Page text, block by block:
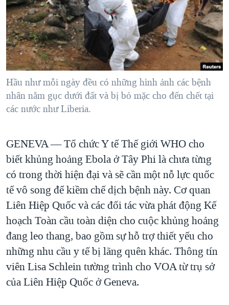
"Tìm"NGƯỜI VIỆT HẢI NGOẠI
ĐỜI SỐNG
KINH TẾ
KHOA HỌC
SỨC KHOẺ
VĂN HOÁ
GIÁO DỤC
TẠI
HÀNH TRÌNH BẦU CỬ 2024
MỘT NĂM CHIẾN TRANH TẠI DẢI GAZA
GIẢI MÃ VÀNH ĐAI & CON ĐƯỜNG
TRỊNH VĨNH BÌNH - NGƯỜI HẠ 'BÊN THẮNG CUỘC'
GROUND ZERO – XƯA VÀ NAY
CÁC GIÁ TRỊ CỘNG HÒA Ở VIỆT NAM
THƯỢNG ĐỈNH TRUMP-KIM TẠI VIỆT NAM
TRỊNH VĨNH BÌNH VS. CHÍNH PHỦ VIỆT NAM
NGƯ DÂN VIỆT VÀ LÀN SÓNG TRỘM HẢI SÂM
BÊN KIA QUỐC LỘ: TIẾNG VỌNG TỪ NÔNG THÔN MỸ
QUAN HỆ VIỆT MỸ
VIDEO
NGHE
MẠNG XÃ HỘI
Ngôn ngữ khác
Hầu như mỗi ngày đều có những hình ảnh các bệnh
nhân nằm gục dưới đất và bị bỏ mặc cho đến chết tại
các nước như Liberia.
GENEVA —Tổ chức Y tế Thế giới WHO cho
biết khủng hoảng Ebola ở Tây Phi là chưa từng
có trong thời hiện đại và sẽ cần một nỗ lực quốc
tế vô song để kiềm chế dịch bệnh này. Cơ quan
Liên Hiệp Quốc và các đối tác vừa phát động Kế
hoạch Toàn cầu toàn diện cho cuộc khủng hoảng
đang leo thang, bao gồm sự hỗ trợ thiết yếu cho
những nhu cầu y tế bị lãng quên khác. Thông tín
viên Lisa Schlein tường trình cho VOA từ trụ sở
của Liên Hiệp Quốc ở Geneva.